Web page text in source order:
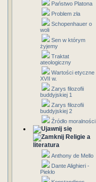
Państwo Platona
Problem zła
Schopenhauer o
woli
Sen w którym
żyjemy
Traktat
ateologiczny
Wartości etyczne
XVII w.
Zarys filozofii
buddyjskiej 1
Zarys filozofii
buddyjskiej 2
Źródło moralności
Religie a
literatura
Anthony de Mello
Dante Alighieri -
Piekło